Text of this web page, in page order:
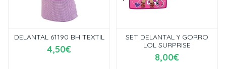
DELANTAL 61190 BH TEXTIL
4,50€
SET DELANTAL Y GORRO
LOL SURPRISE
8,00€